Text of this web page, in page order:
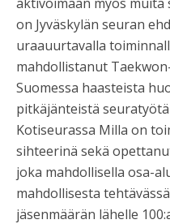
on Jyväskylän seuran
uraauurtavalla
mahdollistanut
Suomessa haasteista
pitkäjänteistä seuratyötä
Kotiseurassa Milla on
sihteerinä sekä
joka mahdollisella osa-
mahdollisesta
jäsenmäärän lähelle